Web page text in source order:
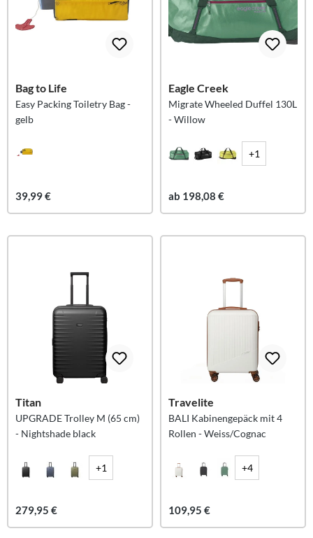
Bag to Life
Easy Packing Toiletry Bag -
gelb
39,99 €
Eagle Creek
Migrate Wheeled Duffel 130L
- Willow
+1
ab 198,08 €
Titan
UPGRADE Trolley M (65 cm)
- Nightshade black
+1
279,95 €
Travelite
BALI Kabinengepäck mit 4
Rollen - Weiss/Cognac
+4
109,95 €